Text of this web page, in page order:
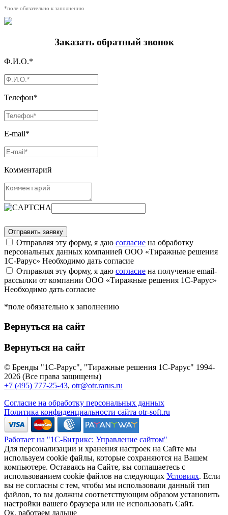
*поле обязательно к заполнению
Заказать обратный звонок
Ф.И.О.*
Телефон*
E-mail*
Комментарий
Отправляя эту форму, я даю согласие на обработку
персональных данных компанией ООО «Тиражные решения
1С-Рарус» Необходимо дать согласие
Отправляя эту форму, я даю согласие на получение email-
рассылки от компании ООО «Тиражные решения 1С-Рарус»
Необходимо дать согласие
*поле обязательно к заполнению
Вернуться на сайт
Вернуться на сайт
© Бренды "1С-Рарус", "Тиражные решения 1С-Рарус" 1994-
2026 (Все права защищены)
+7 (495) 777-25-43, otr@otr.rarus.ru
Согласие на обработку персональных данных
Политика конфиденциальности сайта otr-soft.ru
Работает на "1С-Битрикс: Управление сайтом"
Для персонализации и хранения настроек на Сайте мы
используем cookie файлы, которые сохраняются на Вашем
компьютере. Оставаясь на Сайте, вы соглашаетесь с
использованием cookie файлов на следующих Условиях. Если
вы не согласны с тем, чтобы мы использовали данный тип
файлов, то вы должны соответствующим образом установить
настройки вашего браузера или не использовать Сайт.
Ок, работаем дальше